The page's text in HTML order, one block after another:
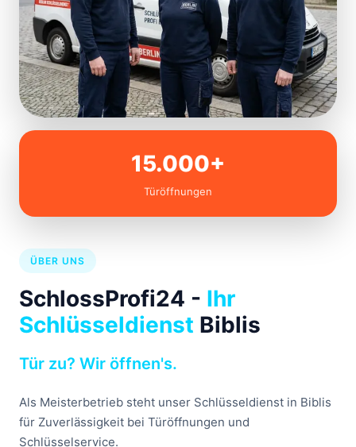
15.000+
Türöffnungen
ÜBER UNS
SchlossProfi24 - Ihr
Schlüsseldienst Biblis
Tür zu? Wir öffnen's.
Als Meisterbetrieb steht unser Schlüsseldienst in Biblis
für Zuverlässigkeit bei Türöffnungen und
Schlüsselservice.